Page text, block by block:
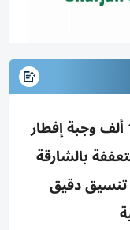
جمعية الشارقة الخيرية وزعت 15 ألف وجبة إفطار
بالشارقة
تنسيق دقيق